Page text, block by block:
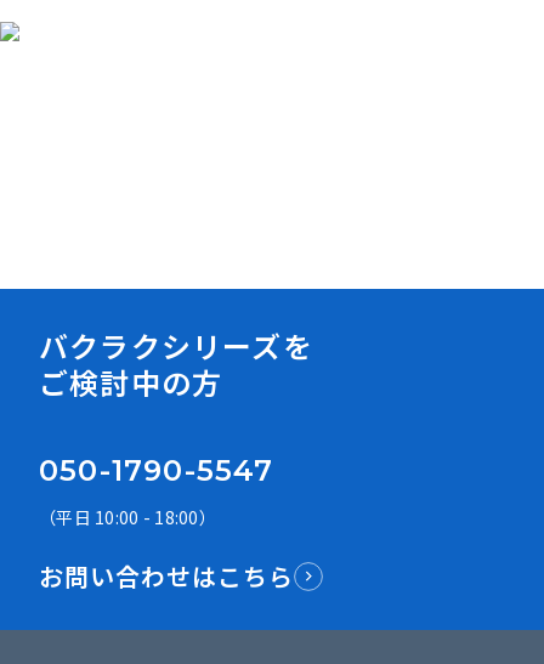
バクラクシリーズを
ご検討中の方
050-1790-5547
（平日 10:00 - 18:00）
お問い合わせはこちら